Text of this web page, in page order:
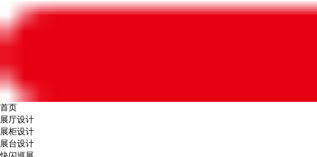
首页
展厅设计
展柜设计
展台设计